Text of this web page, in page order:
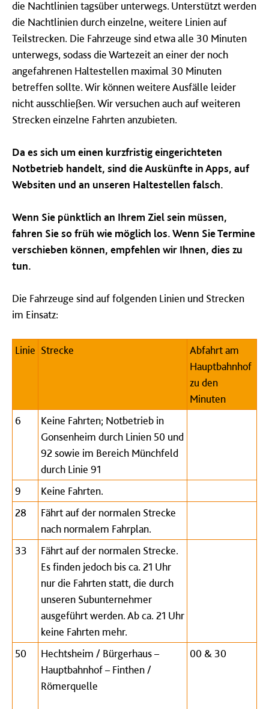
die Nachtlinien tagsüber unterwegs. Unterstützt werden
die Nachtlinien durch einzelne, weitere Linien auf
Teilstrecken. Die Fahrzeuge sind etwa alle 30 Minuten
unterwegs, sodass die Wartezeit an einer der noch
angefahrenen Haltestellen maximal 30 Minuten
betreffen sollte. Wir können weitere Ausfälle leider
nicht ausschließen. Wir versuchen auch auf weiteren
Strecken einzelne Fahrten anzubieten.
Da es sich um einen kurzfristig eingerichteten
Notbetrieb handelt, sind dieAuskünfte in Apps, auf
Websiten und an unseren Haltestellen falsch.
Wenn Sie pünktlich an Ihrem Ziel sein müssen,
fahren Sie so früh wie möglich los.Wenn Sie Termine
verschieben können, empfehlen wir Ihnen, dies zu
tun.
Die Fahrzeuge sind auf folgenden Linien und Strecken
im Einsatz:
Linie Strecke
Abfahrt am
Hauptbahnhof
zu den
Minuten
6
Keine Fahrten; Notbetrieb in
Gonsenheim durch Linien 50 und
92 sowie im Bereich Münchfeld
durch Linie 91
9
Keine Fahrten.
28
Fährt auf der normalen Strecke
nach normalem Fahrplan.
33
Fährt auf der normalen Strecke.
Es finden jedoch bis ca. 21 Uhr
nur die Fahrten statt, die durch
unseren Subunternehmer
ausgeführt werden. Ab ca. 21 Uhr
keine Fahrten mehr.
50
Hechtsheim / Bürgerhaus –
Hauptbahnhof – Finthen /
Römerquelle
00 & 30